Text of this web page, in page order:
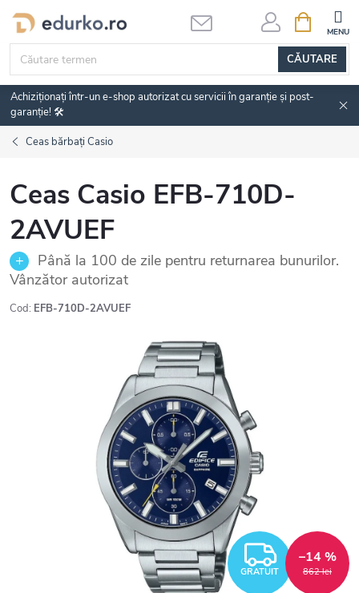
Treci
conținut
CĂUTARE
DE
Achiziționați într-un e-shop autorizat cu servicii în garanție și post-
garanție! 🛠️
Ceas bărbați Casio
Ceas Casio EFB-710D-
2AVUEF
Până la 100 de zile pentru returnarea bunurilor.
Vânzător autorizat
Cod: EFB-710D-2AVUEF
GRATUIT 862 lei
–14 %